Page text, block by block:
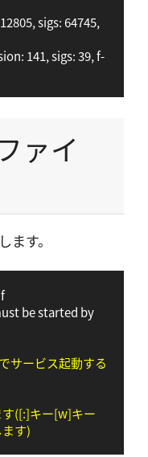
sigs: 64745,
141, sigs: 39, f-
ァイ
す。
be started by
サービス起動する
([:]キー[w]キー
す)